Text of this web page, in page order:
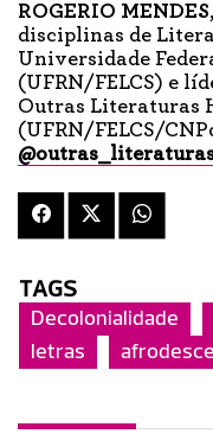
ROGERIO MENDES
disciplinas de
Universidade
(UFRN/FELCS) e
Outras Literaturas
(UFRN/FELCS/
TAGS
Decolonialidade
letras